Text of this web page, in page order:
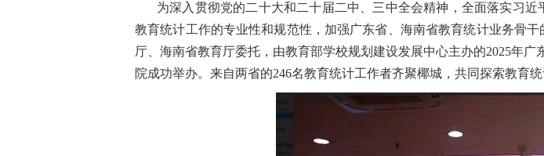
为深入贯彻党的二十大和二十届二中、三中全会精神，全面落实习
教育统计工作的专业性和规范性，加强广东省、海南省教育统计业务骨
厅、海南省教育厅委托，由教育部学校规划建设发展中心主办的2025年
院成功举办。来自两省的246名教育统计工作者齐聚椰城，共同探索教育统